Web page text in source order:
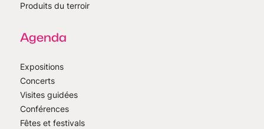
Produits du terroir
Agenda
Expositions
Concerts
Visites guidées
Conférences
Fêtes et festivals